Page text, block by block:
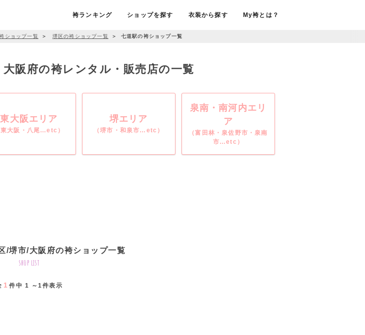
袴ランキング ショップを探す 衣装から探す My袴とは？
ショップ一覧 ＞ 堺区の袴ショップ一覧 ＞ 七道駅の袴ショップ一覧
阪府の袴レンタル・販売店の一覧
東大阪エリア
東大阪・八尾…etc）
堺エリア
（堺市・和泉市…etc）
泉南・南河内エリ
ア
（富田林・泉佐野市・泉南
市…etc）
/堺市/大阪府の袴ショップ一覧
shop list
1 件中 1 ～1件表示